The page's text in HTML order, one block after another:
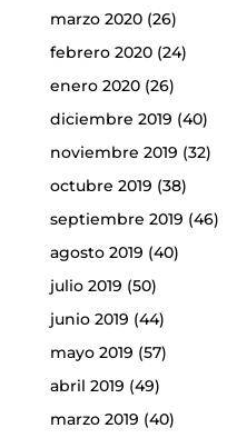
marzo 2020(26)
febrero 2020(24)
enero 2020(26)
diciembre 2019 (40)
noviembre 2019 (32)
octubre 2019 (38)
septiembre 2019 (46)
agosto 2019 (40)
julio 2019 (50)
junio 2019 (44)
mayo 2019 (57)
abril 2019 (49)
marzo 2019 (40)